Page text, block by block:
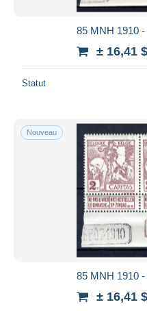
85 MNH 1910
± 16,41
Statut
Nouveau
85 MNH 1910
± 16,41